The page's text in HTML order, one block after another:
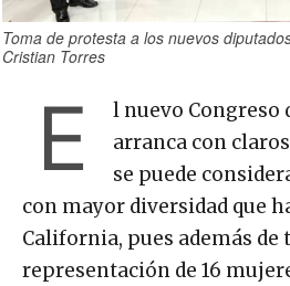
Toma de protesta a los nuevos
Cristian Torres
E
l nuevo Congreso
arranca con
se puede
con mayor diversidad que
California, pues además de
representación de 16